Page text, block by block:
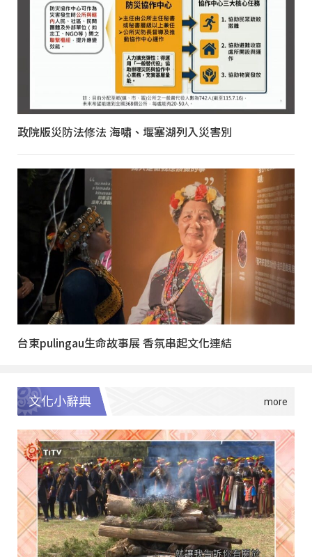
政院版災防法修法 海嘯、堰塞湖列入災害別
台東pulingau生命故事展 香氛串起文化連結
文化小辭典